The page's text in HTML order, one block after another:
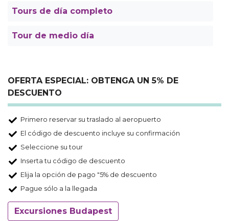
Tours de día completo
Tour de medio día
OFERTA ESPECIAL: OBTENGA UN 5% DE
DESCUENTO
Primero reservar su traslado al aeropuerto
El código de descuento incluye su confirmación
Seleccione su tour
Inserta tu código de descuento
Elija la opción de pago "5% de descuento
Pague sólo a la llegada
Excursiones Budapest